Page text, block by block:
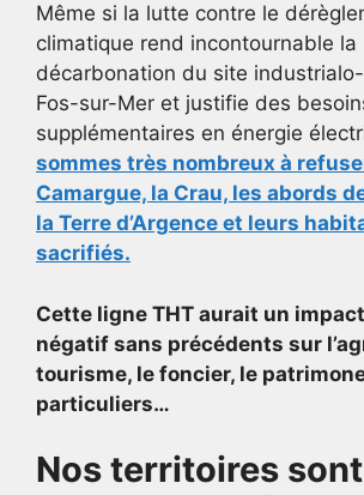
Même si la lutte contre le
climatique rend incontournable la
décarbonation du site
Fos-sur-Mer et justifie des
supplémentaires en énergie
sommes très nombreux à
Camargue, la Crau, les abords
la Terre d’Argence et leurs
sacrifiés.
Cette ligne THT aurait un
négatif sans précédents sur
tourisme, le foncier, le
particuliers…
Nos territoires sont